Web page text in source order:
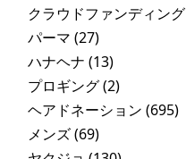
クラウドファンディング
パーマ (27)
ハナヘナ (13)
プロギング(2)
ヘアドネーション (695)
メンズ(69)